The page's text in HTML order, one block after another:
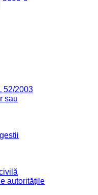
52/2003
sau
autoritățile